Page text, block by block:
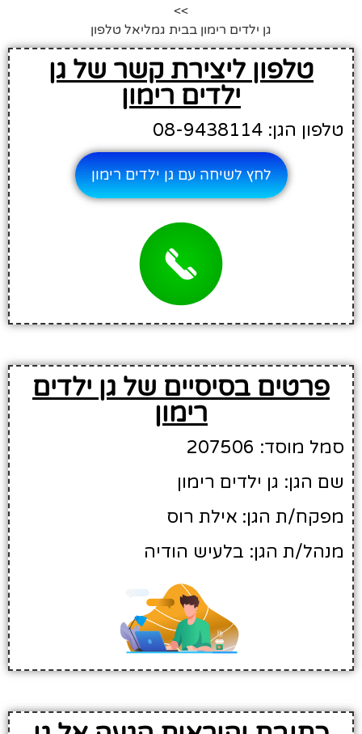
>>
גן ילדים רימון בבית גמליאל טלפון
טלפון ליצירת קשר של גן
ילדים רימון
טלפון הגן: 08-9438114
לחץ לשיחה עם גן ילדים רימון
פרטים בסיסיים של גן ילדים
רימון
סמל מוסד: 207506
שם הגן: גן ילדים רימון
מפקח/ת הגן: אילת רוס
מנהל/ת הגן: בלעיש הודיה